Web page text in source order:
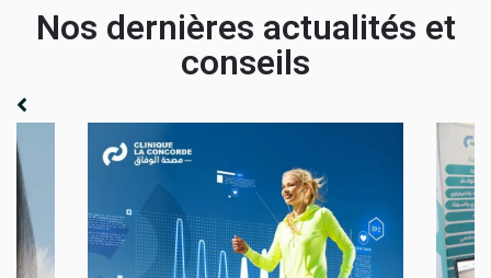
Nos dernières actualités et
conseils